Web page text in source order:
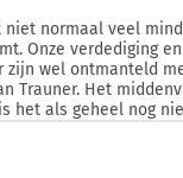
niet normaal veel
Onze verdediging
zijn wel ontmanteld
Trauner. Het
het als geheel nog